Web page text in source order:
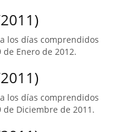
los días comprendidos
Enero de 2012.
los días comprendidos
Diciembre de 2011.